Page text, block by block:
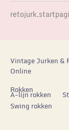
Vintage Jurken &
Online
Rokken
A-lijn rokken
Swing rokken